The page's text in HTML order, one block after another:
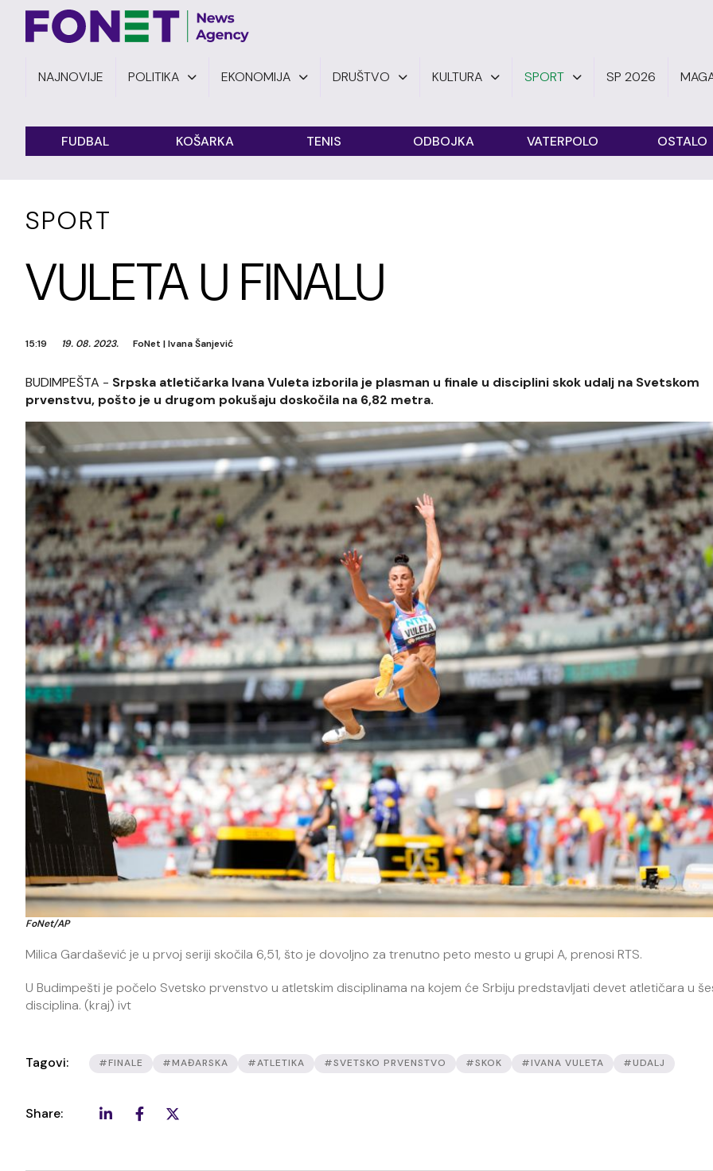
NAJNOVIJE POLITIKA EKONOMIJA DRUŠTVO KULTURA SPORT SP 2026
FUDBAL KOŠARKA TENIS ODBOJKA VATERPOLO OSTALO
SPORT
VULETA U FINALU
15:19 19. 08. 2023. FoNet |Ivana Šanjević
BUDIMPEŠTA - Srpska atletičarka Ivana Vuleta izborila je plasman u finale u disciplini skok udalj na Svetskom
prvenstvu, pošto je u drugom pokušaju doskočila na 6,82 metra.
FoNet/AP
Milica Gardašević je u prvoj seriji skočila 6,51, što je dovoljno za trenutno peto mesto u grupi A, prenosi RTS.
U Budimpešti je počelo Svetsko prvenstvo u atletskim disciplinama na kojem će Srbiju predstavljati devet atletičara u
disciplina. (kraj) ivt
Tagovi: #FINALE #MAĐARSKA #ATLETIKA #SVETSKO PRVENSTVO #SKOK #IVANA VULETA #UDALJ
Share: